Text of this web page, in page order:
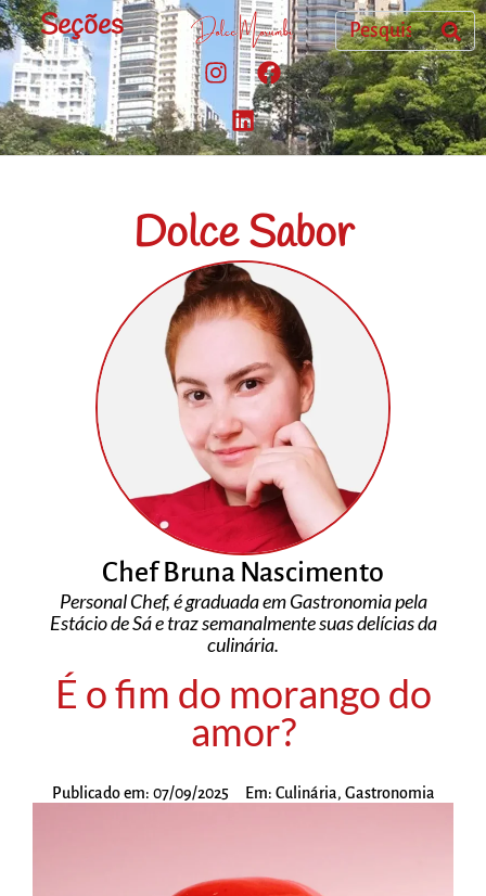
Seções
Dolce Sabor
Chef Bruna Nascimento
Personal Chef, é graduada em Gastronomia pela
Estácio de Sá e traz semanalmente suas delícias da
culinária.
É o fim do morango do
amor?
Publicado em: 07/09/2025 Em: Culinária, Gastronomia